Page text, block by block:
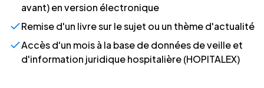
avant) en version électronique
Remise d'un livre sur le sujet ou un thème d'actualité
Accès d'un mois à la base de données de veille et
d'information juridique hospitalière (HOPITALEX)